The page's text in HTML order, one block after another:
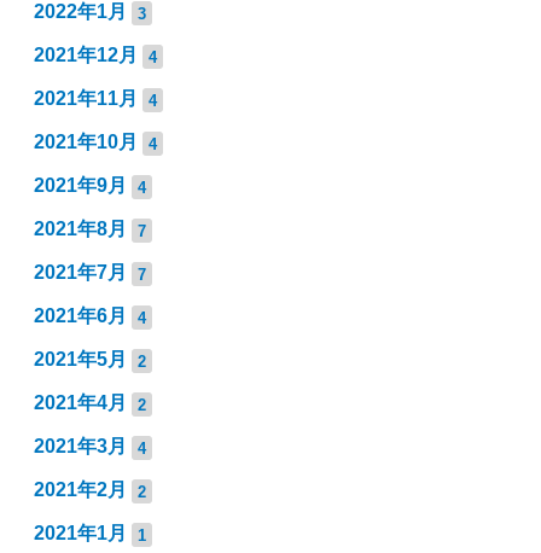
2022年1月 3
2021年12月 4
2021年11月 4
2021年10月 4
2021年9月 4
2021年8月 7
2021年7月 7
2021年6月 4
2021年5月 2
2021年4月 2
2021年3月 4
2021年2月 2
2021年1月 1